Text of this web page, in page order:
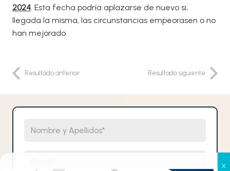
2024. Esta fecha podría aplazarse de nuevo si,
llegada la misma, las circunstancias empeorasen o no
han mejorado.
Resultado anterior Resultado siguiente
Email